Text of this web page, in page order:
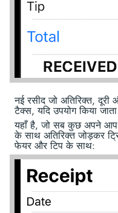
नई रसीद जो अतिरिक्त,
टैक्स, यदि उपयोग किया
यहाँ है, जो सब कुछ अपने
के साथ अतिरिक्त जोड़कर
फेयर और टिप के साथ: